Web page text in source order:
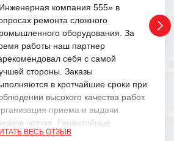
компания 555» в
ремонта сложного
оборудования. За
работы наш партнер
себя с самой
стороны. Заказы
в кротчайшие сроки при
высокого качества работ.
приема и выдачи
четкая. Гарантийные
выполняются в
ВЕСЬ ОТЗЫВ